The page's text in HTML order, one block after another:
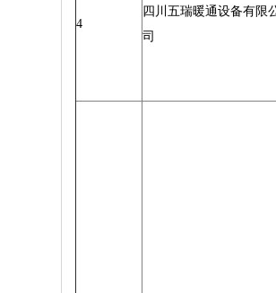
4
四川五瑞暖通设备有限
司